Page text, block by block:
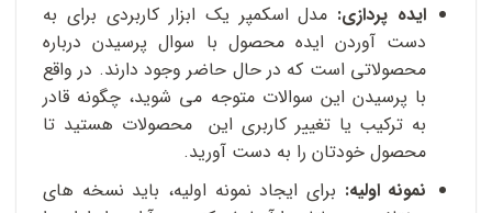
ایده پردازی: مدل اسکمپر یک ابزار کاربردی برای به
دست آوردن ایده محصول با سوال پرسیدن درباره
محصولاتی است که در حال حاضر وجود دارند. در واقع
با پرسیدن این سوالات متوجه می شوید، چگونه قادر
به ترکیب یا تغییر کاربری این محصولات هستید تا
محصول خودتان را به دست آورید.
نمونه اولیه: برای ایجاد نمونه اولیه، باید نسخه های